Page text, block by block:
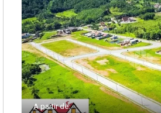
A partir de: